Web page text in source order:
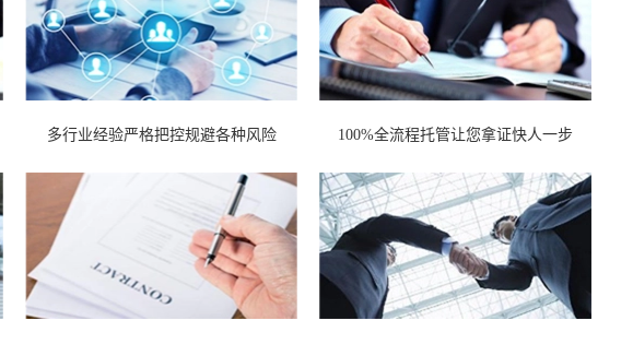
多行业经验严格把控规避各种风险 100%全流程托管让您拿证快人一步